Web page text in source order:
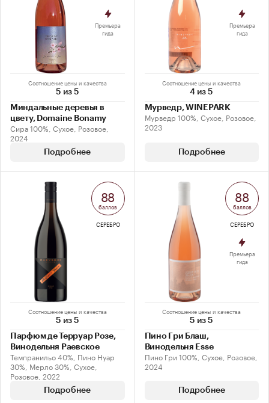
Соотношение цены и качества
5 из 5
Миндальные деревья в
цвету, Domaine Bonamy
Сира 100%, Сухое, Розовое,
2024
Подробнее
Премьера
гида
Соотношение цены и качества
4 из 5
Мурведр, WINEPARK
Мурведр 100%, Сухое, Розовое,
2023
Подробнее
Премьера
гида
Соотношение цены и качества
5 из 5
Парфюм де Терруар Розе,
Винодельня Раевское
Темпранильо 40%, Пино Нуар
30%, Мерло 30%, Сухое,
Розовое, 2022
Подробнее
88
баллов
СЕРЕБРО
Соотношение цены и качества
5 из 5
Пино Гри Блаш,
Винодельня Esse
Пино Гри 100%, Сухое, Розовое,
2024
Подробнее
88
баллов
СЕРЕБРО
Премьера
гида